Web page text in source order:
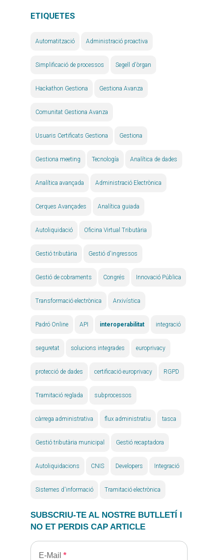
ETIQUETES
Automatització Administració proactiva
Simplificació de processos Segell d'òrgan
Hackathon Gestiona Gestiona Avanza
Comunitat Gestiona Avanza
Usuaris Certificats Gestiona Gestiona
Gestiona meeting Tecnología Analítica de dades
Analítica avançada Administració Electrònica
Cerques Avançades Analítica guiada
Autoliquidació Oficina Virtual Tributària
Gestió tributària Gestió d'ingressos
Gestió de cobraments Congrés Innovació Pública
Transformació electrònica Arxivística
Padró Online API interoperabilitat integració
seguretat solucions integrades europrivacy
protecció de dades certificació europrivacy RGPD
Tramitació reglada subprocessos
càrrega administrativa flux administratiu tasca
Gestió tributària municipal Gestió recaptadora
Autoliquidacions CNIS Developers Integració
Sistemes d'informació Tramitació electrònica
SUBSCRIU-TE AL NOSTRE BUTLLETÍ I
NO ET PERDIS CAP ARTICLE
E-Mail